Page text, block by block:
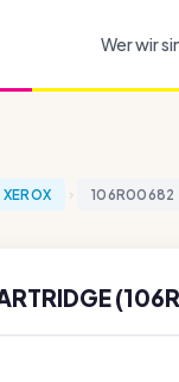
Wer wir
XEROX 106R00682